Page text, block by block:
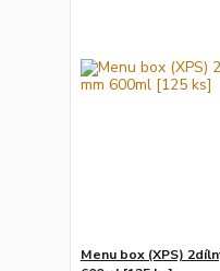
Menu box (XPS)